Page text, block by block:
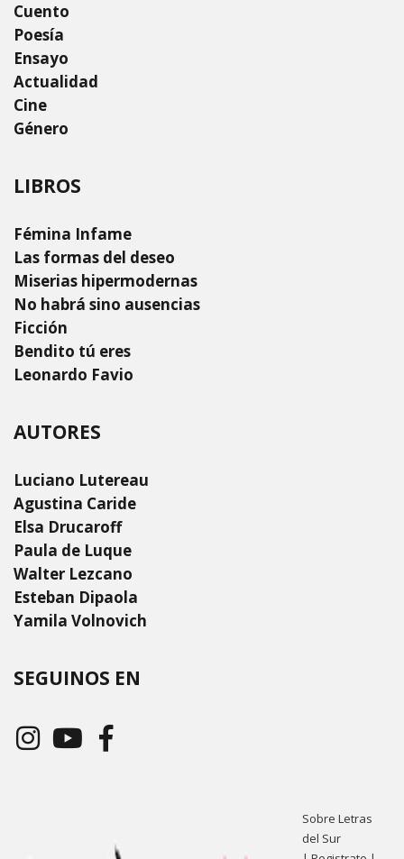
Cuento
Poesía
Ensayo
Actualidad
Cine
Género
LIBROS
Fémina Infame
Las formas del deseo
Miserias hipermodernas
No habrá sino ausencias
Ficción
Bendito tú eres
Leonardo Favio
AUTORES
Luciano Lutereau
Agustina Caride
Elsa Drucaroff
Paula de Luque
Walter Lezcano
Esteban Dipaola
Yamila Volnovich
SEGUINOS EN
Sobre Letras
del Sur